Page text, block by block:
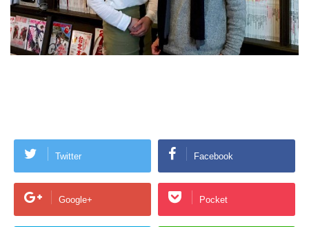
Twitter Facebook
Google+ Pocket